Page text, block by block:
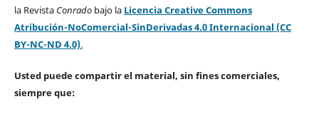
la Revista Conradobajo la Licencia Creative Commons
Atribución-NoComercial-SinDerivadas 4.0 Internacional (CC
BY-NC-ND 4.0).
Usted puede compartir el material, sin fines comerciales,
siempre que: